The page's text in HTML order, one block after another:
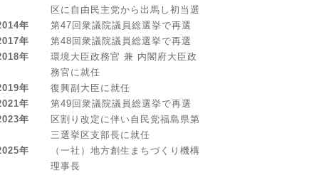
区に自由民主党から出馬し初当選
年
第47回衆議院議員総選挙で再選
年
第48回衆議院議員総選挙で再選
年
環境大臣政務官 兼 内閣府大臣政
務官に就任
年
復興副大臣に就任
年
第49回衆議院議員総選挙で再選
年
区割り改定に伴い自民党福島県第
三選挙区支部長に就任
年
（一社）地方創生まちづくり機構
理事長